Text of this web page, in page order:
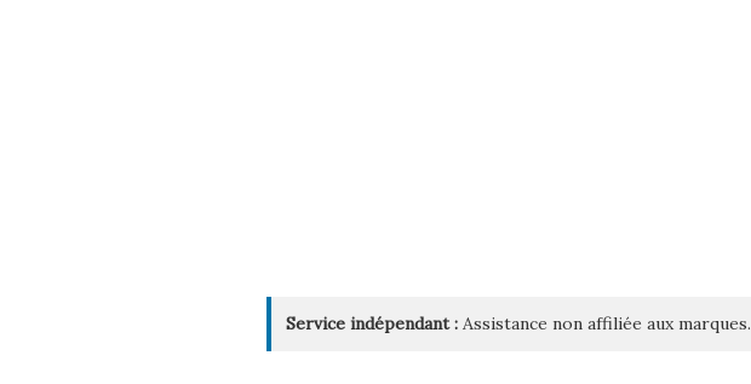
Service indépendant : Assistance non affiliée aux marques.